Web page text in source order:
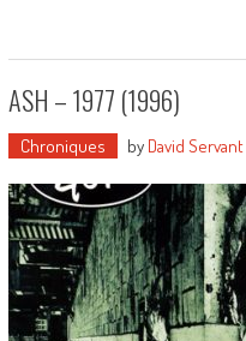
ASH – 1977 (1996)
Chroniques by David Servant